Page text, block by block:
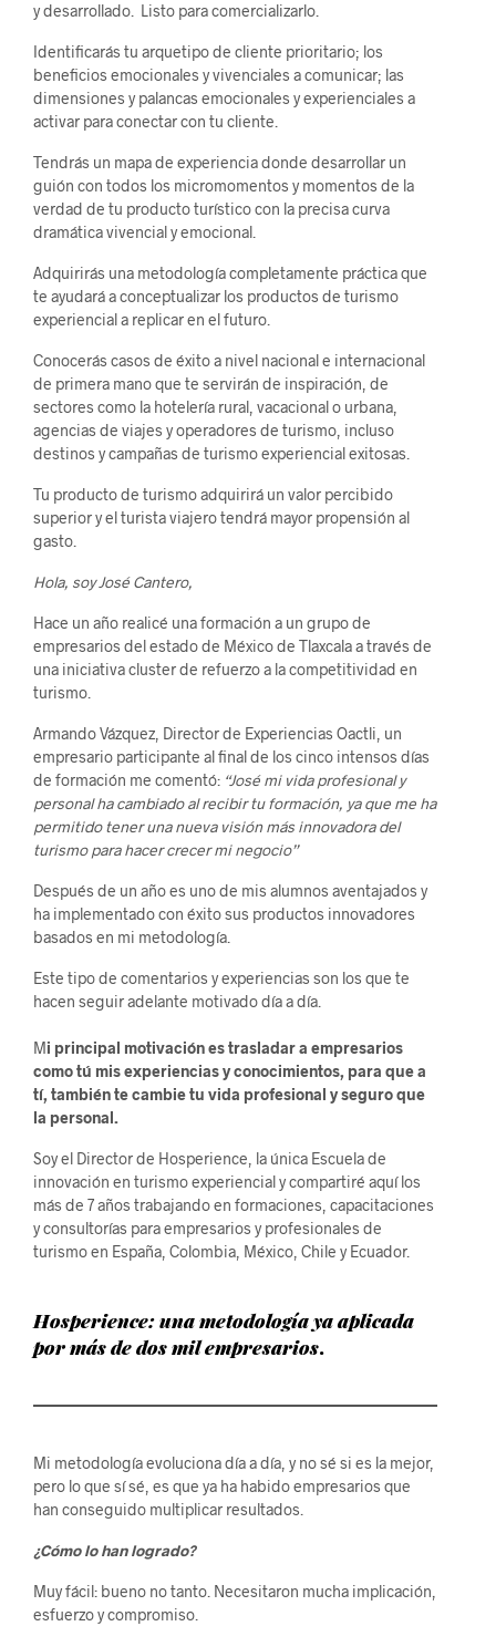
y desarrollado. Listo para comercializarlo.
Identificarás tu arquetipo de cliente prioritario; los
beneficios emocionales y vivenciales a comunicar; las
dimensiones y palancas emocionales y experienciales a
activar para conectar con tu cliente.
Tendrás un mapa de experiencia donde desarrollar un
guión con todos los micromomentos y momentos de la
verdad de tu producto turístico con la precisa curva
dramática vivencial y emocional.
Adquirirás una metodología completamente práctica que
te ayudará a conceptualizar los productos de turismo
experiencial a replicar en el futuro.
Conocerás casos de éxito a nivel nacional e internacional
de primera mano que te servirán de inspiración, de
sectores como la hotelería rural, vacacional o urbana,
agencias de viajes y operadores de turismo, incluso
destinos y campañas de turismo experiencial exitosas.
Tu producto de turismo adquirirá un valor percibido
superior y el turista viajero tendrá mayor propensión al
gasto.
Hola, soy José Cantero,
Hace un año realicé una formación a un grupo de
empresarios del estado de México de Tlaxcala a través de
una iniciativa cluster de refuerzo a la competitividad en
turismo.
Armando Vázquez, Director de Experiencias Oactli, un
empresario participante al final de los cinco intensos días
de formación me comentó: “José mi vida profesional y
personal ha cambiado al recibir tu formación, ya que me ha
permitido tener una nueva visión más innovadora del
turismo para hacer crecer mi negocio”
Después de un año es uno de mis alumnos aventajados y
ha implementado con éxito sus productos innovadores
basados en mi metodología.
Este tipo de comentarios y experiencias son los que te
hacen seguir adelante motivado día a día.
Mi principal motivación es trasladar a empresarios
como tú mis experiencias y conocimientos, para que a
tí, también te cambie tu vida profesional y seguro que
la personal.
Soy el Director de Hosperience, la única Escuela de
innovación en turismo experiencial y compartiré aquí los
más de 7 años trabajando en formaciones, capacitaciones
y consultorías para empresarios y profesionales de
turismo en España, Colombia, México, Chile y Ecuador.​
Hosperience: una metodología ya aplicada
por más de dos mil empresarios.
Mi metodología evoluciona día a día, y no sé si es la mejor,
pero lo que sí sé, es que ya ha habido empresarios que
han conseguido multiplicar resultados.
¿Cómo lo han logrado?
Muy fácil: bueno no tanto. Necesitaron mucha implicación,
esfuerzo y compromiso.